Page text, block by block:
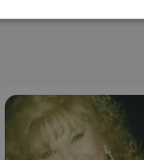
χρησιμοποιηθεί σωστά χωρίς
Λήξη
1 χρόνος 3
εβδομάδες